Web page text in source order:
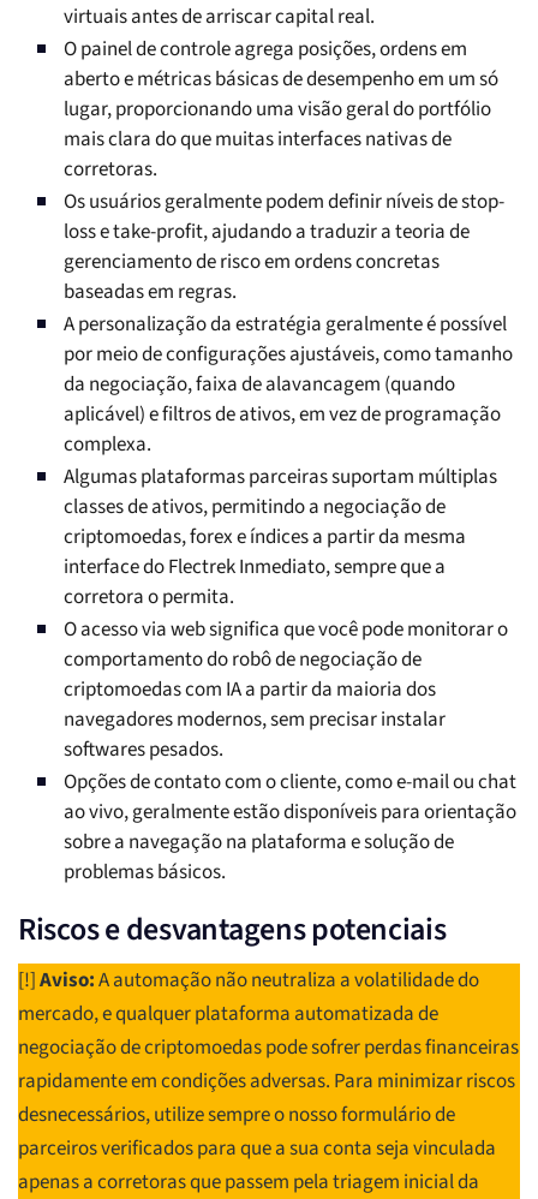
virtuais antes de arriscar capital real.
O painel de controle agrega posições, ordens em
aberto e métricas básicas de desempenho em um só
lugar, proporcionando uma visão geral do portfólio
mais clara do que muitas interfaces nativas de
corretoras.
Os usuários geralmente podem definir níveis de stop-
loss e take-profit, ajudando a traduzir a teoria de
gerenciamento de risco em ordens concretas
baseadas em regras.
A personalização da estratégia geralmente é possível
por meio de configurações ajustáveis, como tamanho
da negociação, faixa de alavancagem (quando
aplicável) e filtros de ativos, em vez de programação
complexa.
Algumas plataformas parceiras suportam múltiplas
classes de ativos, permitindo a negociação de
criptomoedas, forex e índices a partir da mesma
interface do Flectrek Inmediato, sempre que a
corretora o permita.
O acesso via web significa que você pode monitorar o
comportamento do robô de negociação de
criptomoedas com IA a partir da maioria dos
navegadores modernos, sem precisar instalar
softwares pesados.
Opções de contato com o cliente, como e-mail ou chat
ao vivo, geralmente estão disponíveis para orientação
sobre a navegação na plataforma e solução de
problemas básicos.
Riscos e desvantagens potenciais
[!]Aviso:A automação não neutraliza a volatilidade do
mercado, e qualquer plataforma automatizada de
negociação de criptomoedas pode sofrer perdas financeiras
rapidamente em condições adversas. Para minimizar riscos
desnecessários, utilize sempre o nosso formulário de
parceiros verificados para que a sua conta seja vinculada
apenas a corretoras que passem pela triagem inicial da